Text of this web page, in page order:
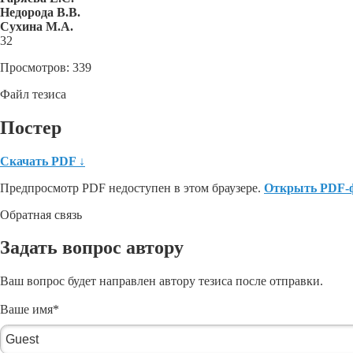
Недорода В.В.
Сухина М.А.
32
Просмотров: 339
Файл тезиса
Постер
Скачать PDF ↓
Предпросмотр PDF недоступен в этом браузере. Открыть PDF-
Обратная связь
Задать вопрос автору
Ваш вопрос будет направлен автору тезиса после отправки.
Ваше имя*